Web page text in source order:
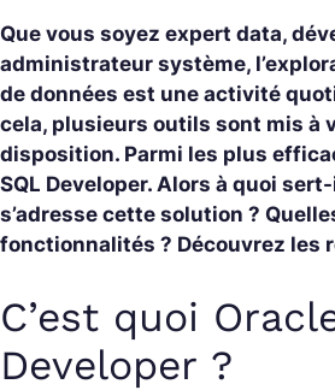
Que vous soyez expert data,
administrateur système,
de données est une activité
cela, plusieurs outils sont mis à
disposition. Parmi les plus
SQL Developer. Alors à quoi
s’adresse cette solution ?
fonctionnalités ? Découvrez les
C’est quoi
Developer ?